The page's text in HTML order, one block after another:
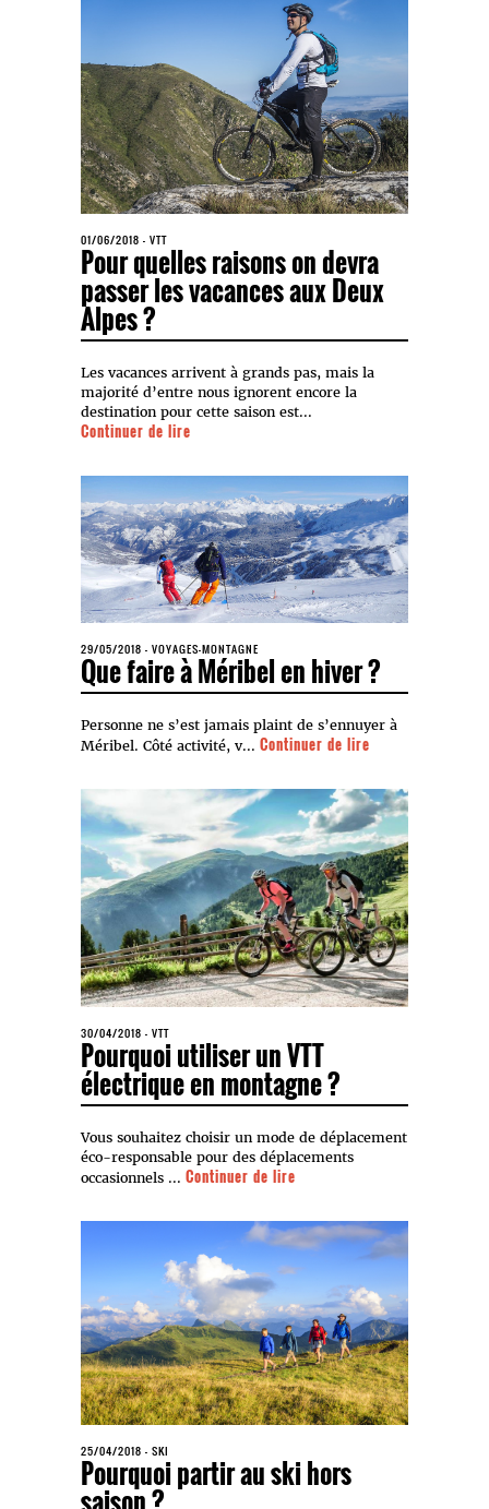
01/06/2018 - VTT
Pour quelles raisons on devra
passer les vacances aux Deux
Alpes ?
Les vacances arrivent à grands pas, mais la
majorité d’entre nous ignorent encore la
destination pour cette saison est...
Continuer de lire
29/05/2018 - VOYAGES-MONTAGNE
Que faire à Méribel en hiver ?
Personne ne s’est jamais plaint de s’ennuyer à
Méribel. Côté activité, v... Continuer de lire
30/04/2018 - VTT
Pourquoi utiliser un VTT
électrique en montagne ?
Vous souhaitez choisir un mode de déplacement
éco-responsable pour des déplacements
occasionnels ... Continuer de lire
25/04/2018 - SKI
Pourquoi partir au ski hors